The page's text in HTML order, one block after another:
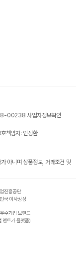
88-00238 사업자정보확인
책임자: 인정환
아니며 상품정보, 거래조건 및